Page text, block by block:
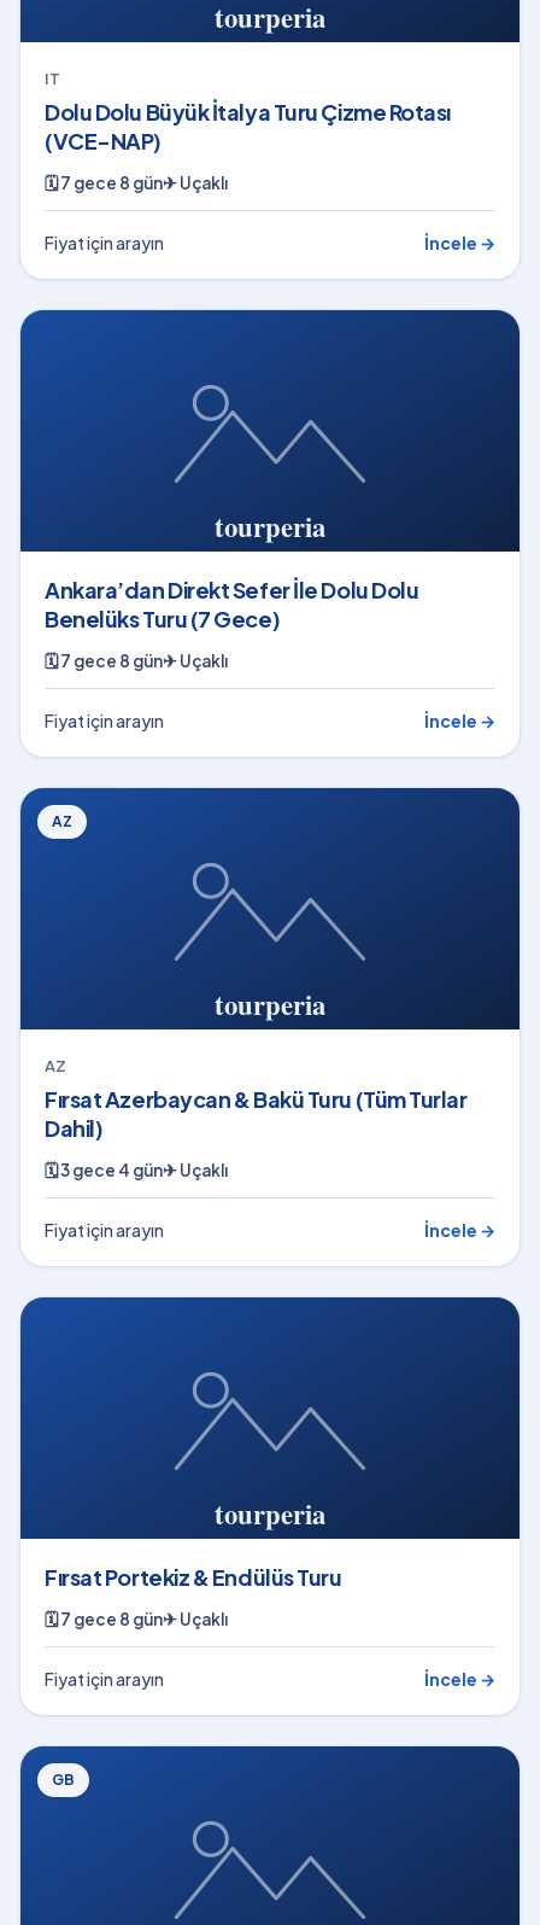
IT
Dolu Dolu Büyük İtalya Turu Çizme Rotası
(VCE-NAP)
🗓7 gece 8 gün✈Uçaklı
Fiyat için arayın İncele →
Ankara’dan Direkt Sefer İle Dolu Dolu
Benelüks Turu (7 Gece)
🗓7 gece 8 gün✈Uçaklı
Fiyat için arayın İncele →
AZ
AZ
Fırsat Azerbaycan & Bakü Turu (Tüm Turlar
Dahil)
🗓3 gece 4 gün✈Uçaklı
Fiyat için arayın İncele →
Fırsat Portekiz & Endülüs Turu
🗓7 gece 8 gün✈Uçaklı
Fiyat için arayın İncele →
GB